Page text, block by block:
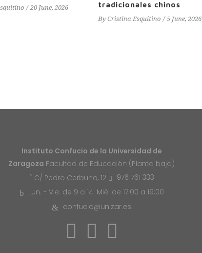
20 June, 2026
tradicionales chinos
By Cristina Esquitino 5 June, 2026
Instituto Confucio de la Universidad de
Zaragoza Facultad de Educación (Planta baja)
C/ Pedro Cerbuna, 12
976 761 333
Lun. - Vie. de 9 a 14. Mié. de 17:00 a 19:00
confucio@unizar.es